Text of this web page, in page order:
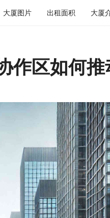
大厦图片 出租面积 大厦
作区如何